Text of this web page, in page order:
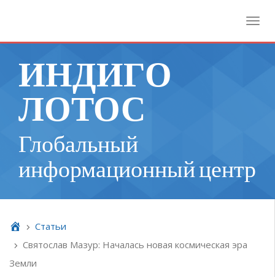
ИНДИГО
ЛОТОС
Глобальный
информационный центр
Cтатьи
Святослав Мазур: Началась новая космическая эра
Земли